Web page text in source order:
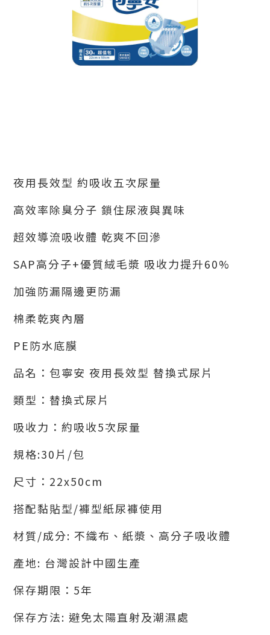
夜用長效型 約吸收五次尿量
高效率除臭分子 鎖住尿液與異味
超效導流吸收體 乾爽不回滲
SAP高分子+優質絨毛漿 吸收力提升60%
加強防漏隔邊更防漏
棉柔乾爽內層
PE防水底膜
品名：包寧安 夜用長效型 替換式尿片
類型：替換式尿片
吸收力：約吸收5次尿量
規格:30片/包
尺寸：22x50cm
搭配黏貼型/褲型紙尿褲使用
材質/成分: 不織布、紙漿、高分子吸收體
產地: 台灣設計中國生產
保存期限：5年
保存方法: 避免太陽直射及潮濕處